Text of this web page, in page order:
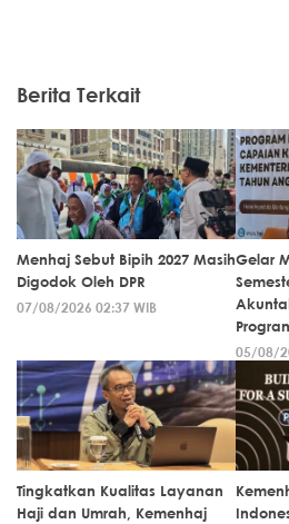
Berita Terkait
Menhaj Sebut Bipih 2027 Masih
Digodok Oleh DPR
07/08/2026 02:37 WIB
Gelar
05/08/
Tingkatkan Kualitas Layanan
Haji dan Umrah, Kemenhaj